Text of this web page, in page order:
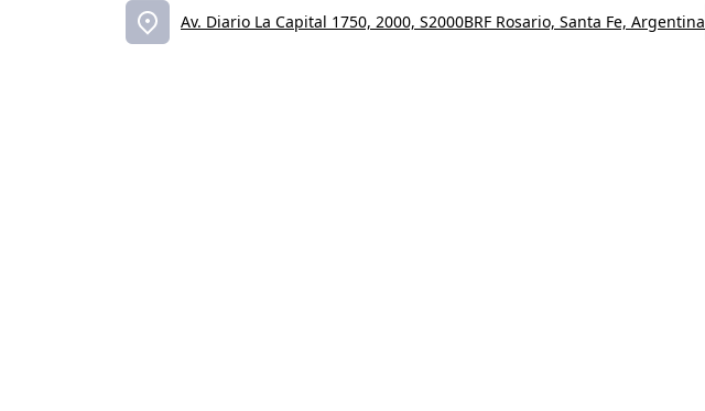
Av. Diario La Capital 1750, 2000, S2000BRF Rosario, Santa Fe, Argentina